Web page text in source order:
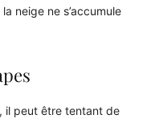
neige ne s’accumule
il peut être tentant de